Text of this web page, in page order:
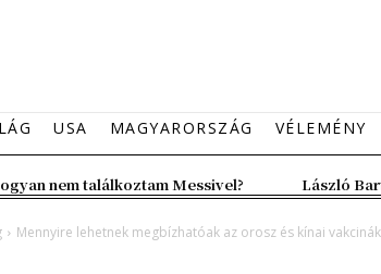
USA MAGYARORSZÁG VÉLEMÉNY
nem találkoztam Messivel? László
Mennyire lehetnek megbízhatóak az orosz és kínai